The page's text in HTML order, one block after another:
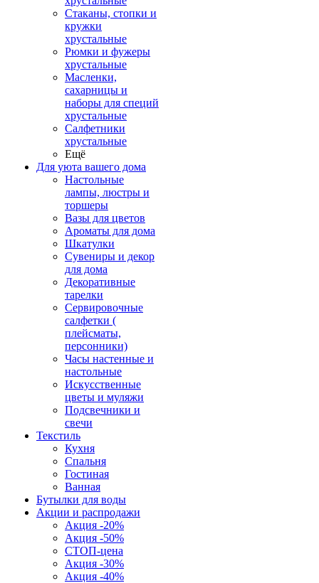
Стаканы, стопки и
кружки
хрустальные
Рюмки и фужеры
хрустальные
Масленки,
сахарницы и
наборы для специй
хрустальные
Салфетники
хрустальные
Ещё
Для уюта вашего дома
Настольные
лампы, люстры и
торшеры
Вазы для цветов
Ароматы для дома
Шкатулки
Сувениры и декор
для дома
Декоративные
тарелки
Сервировочные
салфетки (
плейсматы,
персонники)
Часы настенные и
настольные
Искусственные
цветы и муляжи
Подсвечники и
свечи
Текстиль
Кухня
Спальня
Гостиная
Ванная
Бутылки для воды
Акции и распродажи
Акция -20%
Акция -50%
СТОП-цена
Акция -30%
Акция -40%